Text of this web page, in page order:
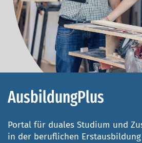
AusbildungPlus
Portal für duales Studium und
in der beruflichen Erstausbildung